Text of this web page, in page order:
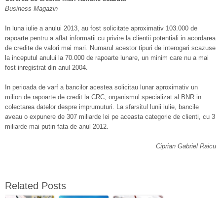
Business Magazin
In luna iulie a anului 2013, au fost solicitate aproximativ 103.000 de
rapoarte pentru a aflat informatii cu privire la clientii potentiali in acordarea
de credite de valori mai mari. Numarul acestor tipuri de interogari scazuse
la inceputul anului la 70.000 de rapoarte lunare, un minim care nu a mai
fost inregistrat din anul 2004.
In perioada de varf a bancilor acestea solicitau lunar aproximativ un
milion de rapoarte de credit la CRC, organismul specializat al BNR in
colectarea datelor despre imprumuturi. La sfarsitul lunii iulie, bancile
aveau o expunere de 307 miliarde lei pe aceasta categorie de clienti, cu 3
miliarde mai putin fata de anul 2012.
Ciprian Gabriel Raicu
Related Posts